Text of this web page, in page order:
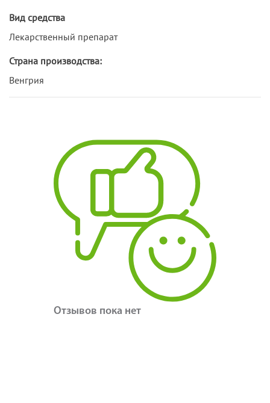
Вид средства
Лекарственный препарат
Страна производства:
Венгрия
Отзывов пока нет